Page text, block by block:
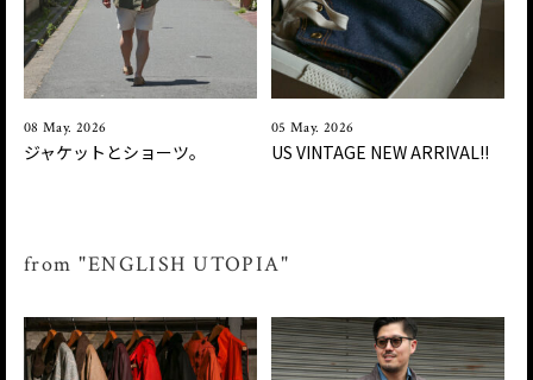
08 May. 2026
ジャケットとショーツ。
05 May. 2026
US VINTAGE NEW ARRIVAL!!
from "ENGLISH UTOPIA"